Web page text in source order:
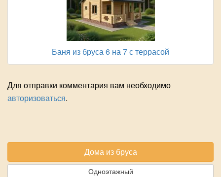
Баня из бруса 6 на 7 с террасой
Для отправки комментария вам необходимо
авторизоваться.
Дома из бруса
Одноэтажный